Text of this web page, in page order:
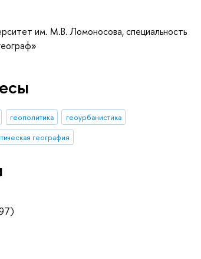
им. М.В. Ломоносова, специальность
геополитика
геоурбанистика
география